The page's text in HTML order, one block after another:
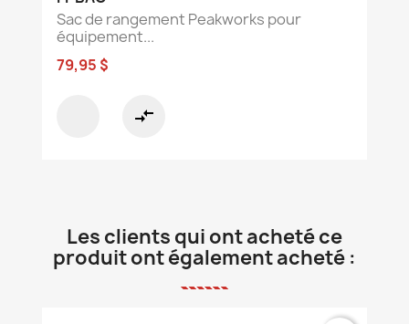
Sac de rangement Peakworks pour
équipement...
79,95 $
compare_arrows
Les clients qui ont acheté ce
produit ont également acheté :